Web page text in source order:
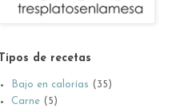
Tipos de recetas
Bajo en calorías (35)
Carne (5)